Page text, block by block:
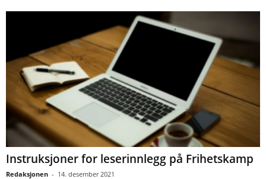
Instruksjoner for leserinnlegg på Frihetskamp
Redaksjonen - 14. desember 2021